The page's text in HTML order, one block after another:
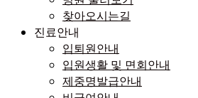
찾아오시는길
진료안내
입퇴원안내
입원생활 및 면회안내
제중명발급안내